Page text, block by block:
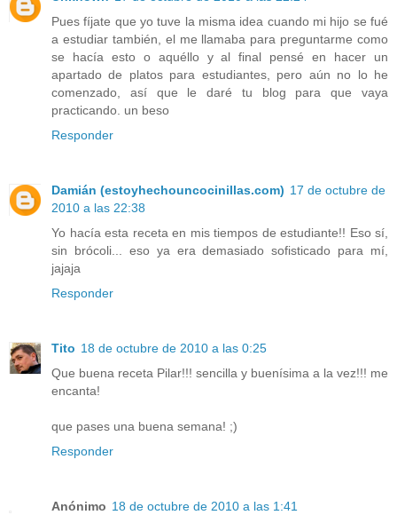
Pues fíjate que yo tuve la misma idea cuando mi hijo se fué
a estudiar también, el me llamaba para preguntarme como
se hacía esto o aquéllo y al final pensé en hacer un
apartado de platos para estudiantes, pero aún no lo he
comenzado, así que le daré tu blog para que vaya
practicando. un beso
Responder
Damián (estoyhechouncocinillas.com) 17 de octubre de
2010 a las 22:38
Yo hacía esta receta en mis tiempos de estudiante!! Eso sí,
sin brócoli... eso ya era demasiado sofisticado para mí,
jajaja
Responder
Tito 18 de octubre de 2010 a las 0:25
Que buena receta Pilar!!! sencilla y buenísima a la vez!!! me
encanta!
que pases una buena semana! ;)
Responder
Anónimo 18 de octubre de 2010 a las 1:41